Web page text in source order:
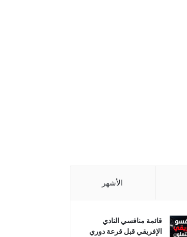
الأشهر
قائمة منافسي النادي
الإفريقي قبل قرعة دوري